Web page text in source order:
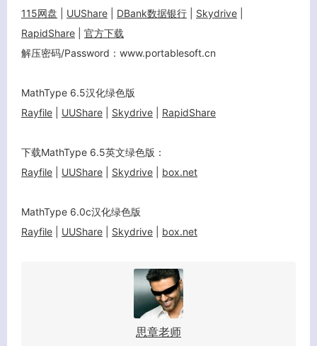
115网盘
UUShare DBank数据银行 Skydrive
RapidShare
官方下载
解压密码/Password：www.portablesoft.cn
MathType 6.5汉化绿色版
Rayfile
UUShare Skydrive RapidShare
下载MathType 6.5英文绿色版：
Rayfile
UUShare Skydrive box.net
MathType 6.0c汉化绿色版
Rayfile
UUShare Skydrive box.net
思章老师